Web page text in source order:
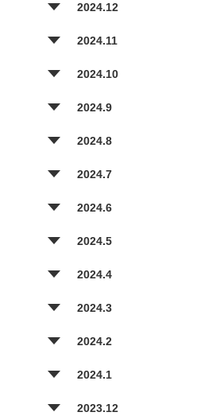
2024.12
2024.11
2024.10
2024.9
2024.8
2024.7
2024.6
2024.5
2024.4
2024.3
2024.2
2024.1
2023.12